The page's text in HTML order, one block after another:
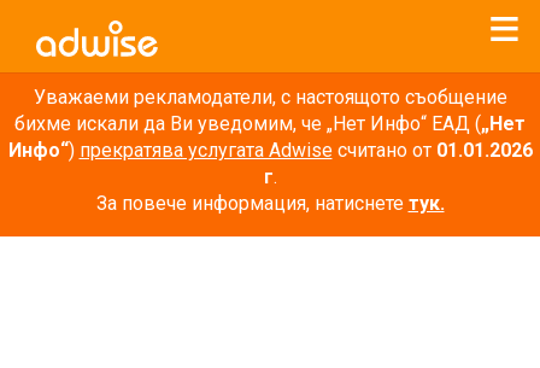
Уважаеми рекламодатели, с настоящото съобщение
бихме искали да Ви уведомим, че „Нет Инфо“ ЕАД („Нет
Инфо“) прекратява услугата Adwiseсчитано от 01.01.2026
г.
За повече информация, натиснете тук.